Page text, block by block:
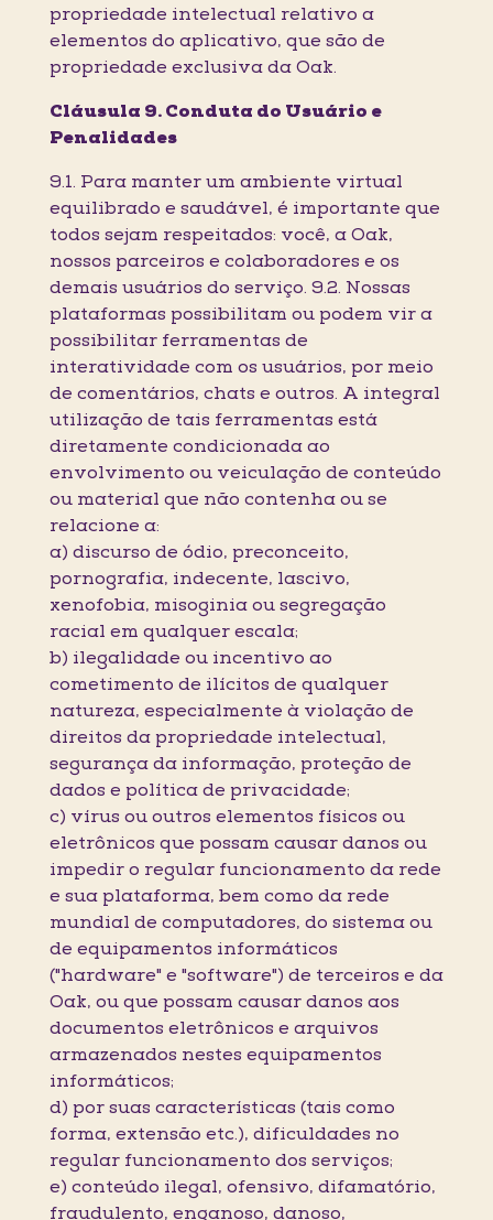
propriedade intelectual relativo a
elementos do aplicativo, que são de
propriedade exclusiva da Oak.
Cláusula 9. Conduta do Usuário e
Penalidades
9.1. Para manter um ambiente virtual
equilibrado e saudável, é importante que
todos sejam respeitados: você, a Oak,
nossos parceiros e colaboradores e os
demais usuários do serviço. 9.2. Nossas
plataformas possibilitam ou podem vir a
possibilitar ferramentas de
interatividade com os usuários, por meio
de comentários, chats e outros. A integral
utilização de tais ferramentas está
diretamente condicionada ao
envolvimento ou veiculação de conteúdo
ou material que não contenha ou se
relacione a:
a) discurso de ódio, preconceito,
pornografia, indecente, lascivo,
xenofobia, misoginia ou segregação
racial em qualquer escala;
b) ilegalidade ou incentivo ao
cometimento de ilícitos de qualquer
natureza, especialmente à violação de
direitos da propriedade intelectual,
segurança da informação, proteção de
dados e política de privacidade;
c) vírus ou outros elementos físicos ou
eletrônicos que possam causar danos ou
impedir o regular funcionamento da rede
e sua plataforma, bem como da rede
mundial de computadores, do sistema ou
de equipamentos informáticos
("hardware" e "software") de terceiros e da
Oak, ou que possam causar danos aos
documentos eletrônicos e arquivos
armazenados nestes equipamentos
informáticos;
d) por suas características (tais como
forma, extensão etc.), dificuldades no
regular funcionamento dos serviços;
e) conteúdo ilegal, ofensivo, difamatório,
fraudulento, enganoso, danoso,